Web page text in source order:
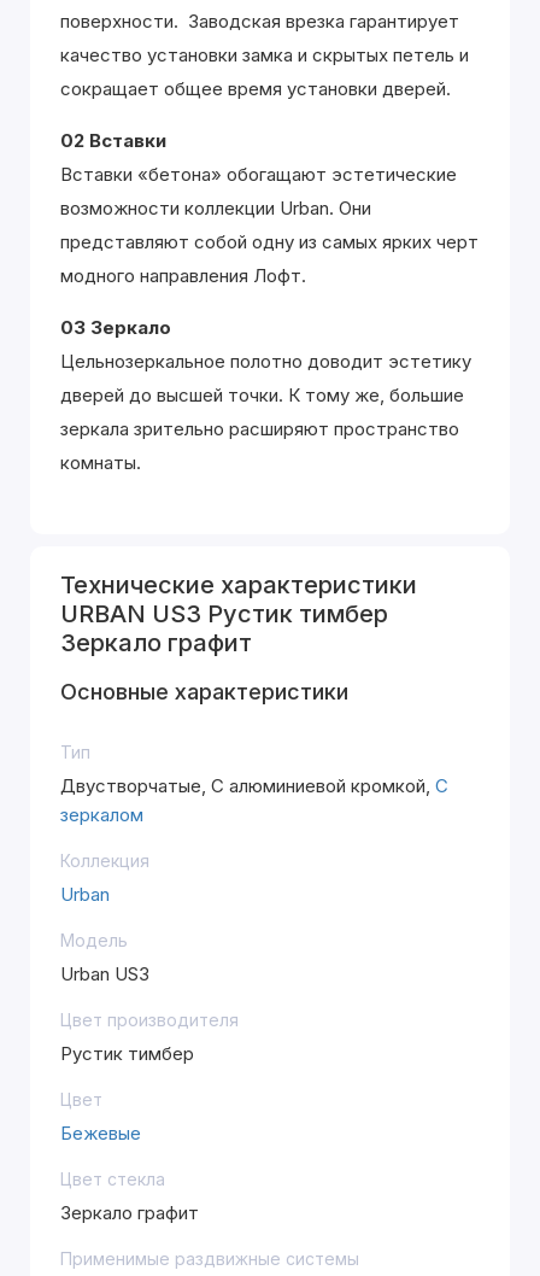
поверхности. Заводская врезка гарантирует
качество установки замка и скрытых петель и
сокращает общее время установки дверей.
02 Вставки
Вставки «бетона» обогащают эстетические
возможности коллекции Urban. Они
представляют собой одну из самых ярких черт
модного направления Лофт.
03 Зеркало
Цельнозеркальное полотно доводит эстетику
дверей до высшей точки. К тому же, большие
зеркала зрительно расширяют пространство
комнаты.
Технические характеристики
URBAN US3 Рустик тимбер
Зеркало графит
Основные характеристики
Тип
Двустворчатые, С алюминиевой кромкой, С
зеркалом
Коллекция
Urban
Модель
Urban US3
Цвет производителя
Рустик тимбер
Цвет
Бежевые
Цвет стекла
Зеркало графит
Применимые раздвижные системы